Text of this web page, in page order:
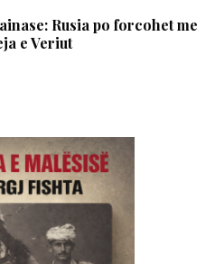
Rusia po forcohet me
e Veriut